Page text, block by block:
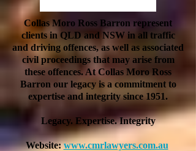
Collas Moro Ross Barron represent
clients in QLD and NSW in all traffic
and driving offences, as well as associated
civil proceedings that may arise from
these offences. At Collas Moro Ross
Barron our legacy is a commitment to
expertise and integrity since 1951.
Legacy. Expertise. Integrity
Website:www.cmrlawyers.com.au